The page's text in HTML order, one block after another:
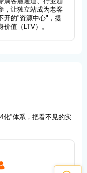
，让独立站成为老客
开的"资源中心"，提
价值（LTV）。
化"体系，把看不见的实